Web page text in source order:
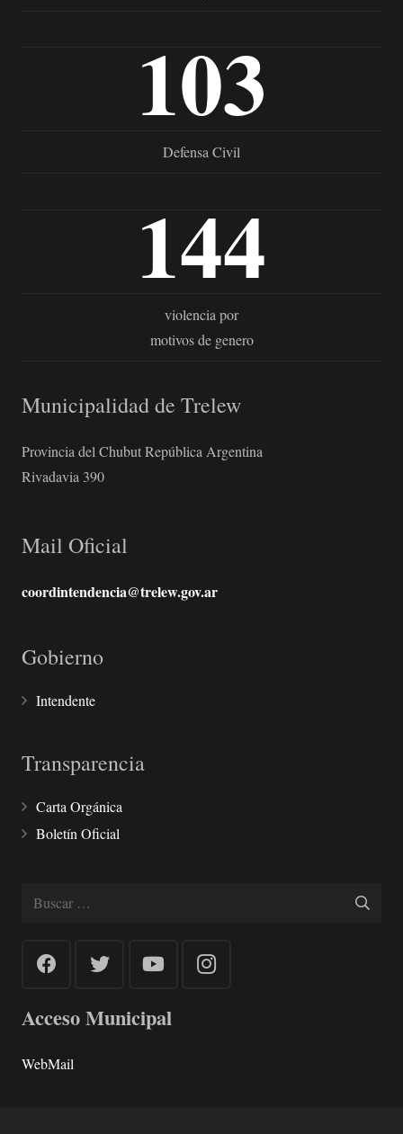
103
Defensa Civil
144
violencia por
motivos de genero
Municipalidad de Trelew
Provincia del Chubut República Argentina
Rivadavia 390
Mail Oficial
coordintendencia@trelew.gov.ar
Gobierno
Intendente
Transparencia
Carta Orgánica
Boletín Oficial
Buscar:
Acceso Municipal
WebMail